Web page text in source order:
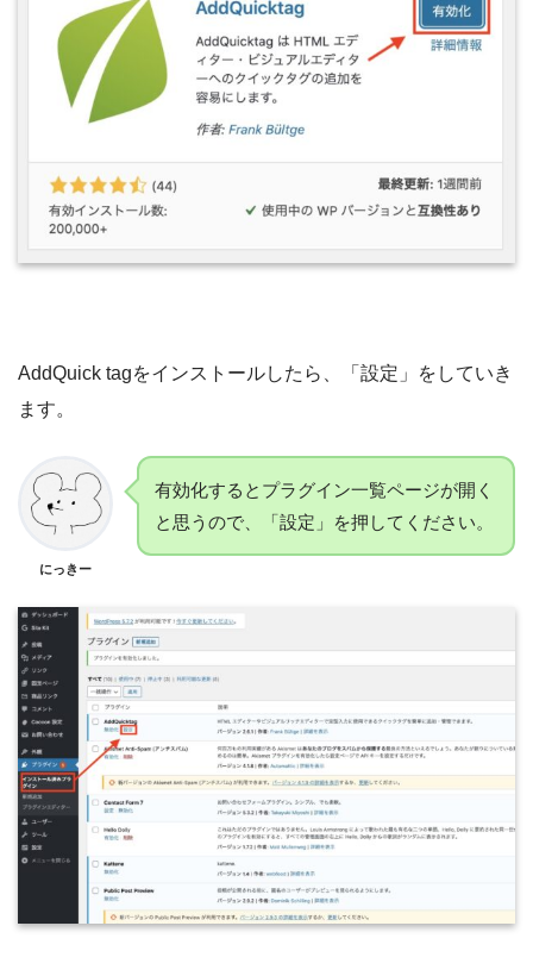
AddQuick tagをインストールしたら、「設定」をしていき
ます。
にっきー
有効化するとプラグイン一覧ページが開く
と思うので、「設定」を押してください。